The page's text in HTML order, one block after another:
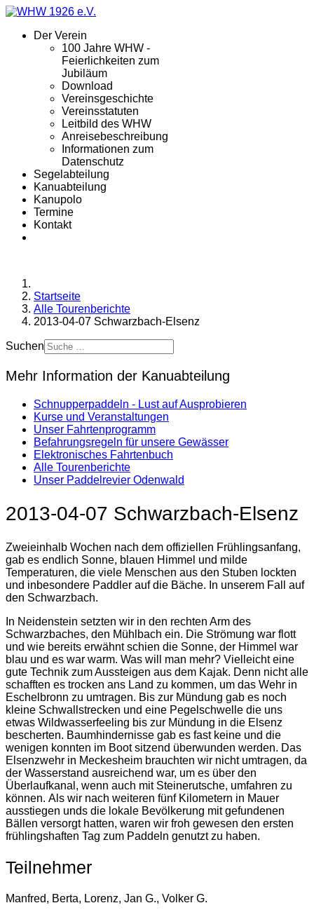
Der Verein
100 Jahre WHW -
Feierlichkeiten zum
Jubiläum
Download
Vereinsgeschichte
Vereinsstatuten
Leitbild des WHW
Anreisebeschreibung
Informationen zum
Datenschutz
Segelabteilung
Kanuabteilung
Kanupolo
Termine
Kontakt
Startseite
Alle Tourenberichte
2013-04-07 Schwarzbach-Elsenz
Suchen
Mehr Information der Kanuabteilung
Schnupperpaddeln - Lust auf Ausprobieren
Kurse und Veranstaltungen
Unser Fahrtenprogramm
Befahrungsregeln für unsere Gewässer
Elektronisches Fahrtenbuch
Alle Tourenberichte
Unser Paddelrevier Odenwald
2013-04-07 Schwarzbach-Elsenz
Zweieinhalb Wochen nach dem offiziellen Frühlingsanfang,
gab es endlich Sonne, blauen Himmel und milde
Temperaturen, die viele Menschen aus den Stuben lockten
und inbesondere Paddler auf die Bäche. In unserem Fall auf
den Schwarzbach.
In Neidenstein setzten wir in den rechten Arm des
Schwarzbaches, den Mühlbach ein. Die Strömung war flott
und wie bereits erwähnt schien die Sonne, der Himmel war
blau und es war warm. Was will man mehr? Vielleicht eine
gute Technik zum Aussteigen aus dem Kajak. Denn nicht alle
schafften es trocken ans Land zu kommen, um das Wehr in
Eschelbronn zu umtragen. Bis zur Mündung gab es noch
kleine Schwallstrecken und eine Pegelschwelle die uns
etwas Wildwasserfeeling bis zur Mündung in die Elsenz
bescherten. Baumhindernisse gab es fast keine und die
wenigen konnten im Boot sitzend überwunden werden. Das
Elsenzwehr in Meckesheim brauchten wir nicht umtragen, da
der Wasserstand ausreichend war, um es über den
Überlaufkanal, wenn auch mit Steinerutsche, umfahren zu
können. Als wir nach weiteren fünf Kilometern in Mauer
ausstiegen unds die lokale Bevölkerung mit gefundenen
Bällen versorgt hatten, waren wir froh gewesen den ersten
frühlingshaften Tag zum Paddeln genutzt zu haben.
Teilnehmer
Manfred, Berta, Lorenz, Jan G., Volker G.